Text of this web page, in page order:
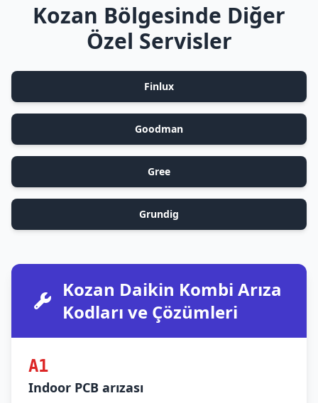
Kozan Bölgesinde Diğer
Özel Servisler
Finlux
Goodman
Gree
Grundig
Kozan Daikin Kombi Arıza
Kodları ve Çözümleri
A1
Indoor PCB arızası